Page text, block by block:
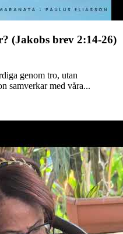
(Jakobs brev 2:14-26)
genom tro, utan
samverkar med våra...